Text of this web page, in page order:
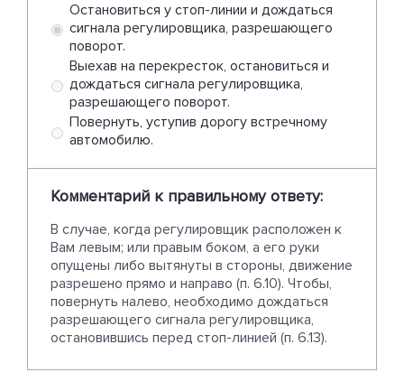
Остановиться у стоп-линии и дождаться
сигнала регулировщика, разрешающего
поворот.
Выехав на перекресток, остановиться и
дождаться сигнала регулировщика,
разрешающего поворот.
Повернуть, уступив дорогу встречному
автомобилю.
Комментарий к правильному ответу:
В случае, когда регулировщик расположен к
Вам левым; или правым боком, а его руки
опущены либо вытянуты в стороны, движение
разрешено прямо и направо (п. 6.10). Чтобы,
повернуть налево, необходимо дождаться
разрешающего сигнала регулировщика,
остановившись перед стоп-линией (п. 6.13).